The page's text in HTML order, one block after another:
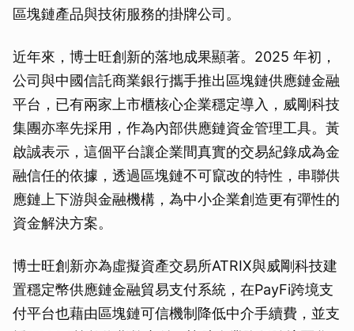
區塊鏈產品與技術服務的掛牌公司。
近年來，博士旺創新的落地成果顯著。2025 年初，
公司與中國信託商業銀行攜手推出區塊鏈供應鏈金融
平台，已有兩家上市櫃核心企業穩定導入，威剛科技
集團亦率先採用，作為內部供應鏈資金管理工具。黃
啟誠表示，這個平台讓企業間真實的交易紀錄成為金
融信任的依據，透過區塊鏈不可竄改的特性，串聯供
應鏈上下游與金融機構，為中小企業創造更有彈性的
資金解決方案。
博士旺創新亦為虛擬資產交易所ATRIX與威剛科技建
置穩定幣供應鏈金融貿易支付系統，在PayFi跨境支
付平台也藉由區塊鏈可信機制降低中介手續費，並支